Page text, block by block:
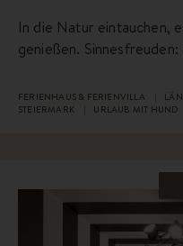
In die Natur eintauchen,
genießen. Sinnesfreuden:
FERIENHAUS & FERIENVILLA
STEIERMARK
URLAUB MIT HUND